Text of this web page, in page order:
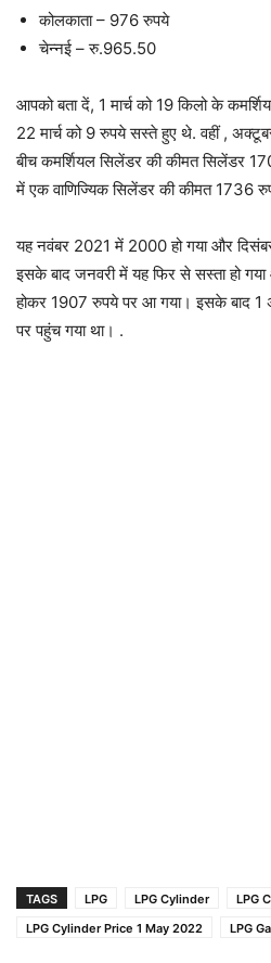
कोलकाता – 976 रुपये
चेन्नई – रु.965.50
आपको बता दें, 1 मार्च को 19 किलो के
22 मार्च को 9 रुपये सस्ते हुए थे. वहीं,
बीच कमर्शियल सिलेंडर की कीमत सिलेंडर
में एक वाणिज्यिक सिलेंडर की कीमत 1736
यह नवंबर 2021 में 2000 हो गया और
इसके बाद जनवरी में यह फिर से सस्ता हो
होकर 1907 रुपये पर आ गया।इसके बाद
पर पहुंच गया था। .
TAGS LPG LPG Cylinder
LPG
LPG Cylinder Price 1 May 2022
LPG